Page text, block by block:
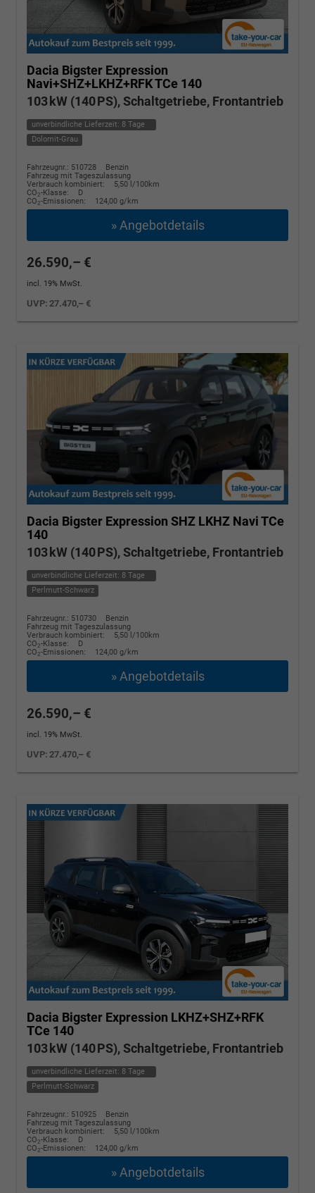
Dacia Bigster Expression
Navi+SHZ+LKHZ+RFK TCe 140
103 kW (140 PS), Schaltgetriebe, Frontantrieb
unverbindliche Lieferzeit: 8 Tage
Dolomit-Grau
Fahrzeugnr.: 510728
Benzin
Fahrzeug mit Tageszulassung
Verbrauch kombiniert:
5,50 l/100km
CO2-Klasse:
D
CO2-Emissionen: 124,00 g/km
» Angebotdetails
26.590,– €
incl. 19% MwSt.
UVP:27.470,– €
Dacia Bigster Expression SHZ LKHZ Navi TCe
140
103 kW (140 PS), Schaltgetriebe, Frontantrieb
unverbindliche Lieferzeit: 8 Tage
Perlmutt-Schwarz
Fahrzeugnr.: 510730
Benzin
Fahrzeug mit Tageszulassung
Verbrauch kombiniert:
5,50 l/100km
CO2-Klasse:
D
CO2-Emissionen: 124,00 g/km
» Angebotdetails
26.590,– €
incl. 19% MwSt.
UVP:27.470,– €
Dacia Bigster Expression LKHZ+SHZ+RFK
TCe 140
103 kW (140 PS), Schaltgetriebe, Frontantrieb
unverbindliche Lieferzeit: 8 Tage
Perlmutt-Schwarz
Fahrzeugnr.: 510925
Benzin
Fahrzeug mit Tageszulassung
Verbrauch kombiniert:
5,50 l/100km
CO2-Klasse:
D
CO2-Emissionen: 124,00 g/km
» Angebotdetails